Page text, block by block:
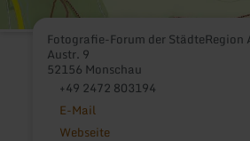
Fotografie-Forum der StädteRegion
Austr. 9
52156 Monschau
+49 2472 803194
E-Mail
Webseite